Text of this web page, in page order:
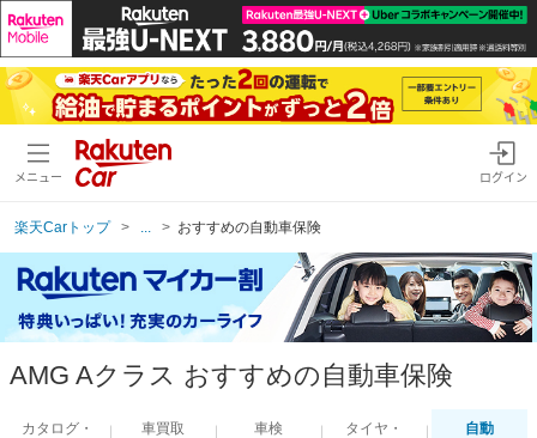
メニュー ログイン
楽天Carトップ おすすめの自動車保険
AMG Aクラス おすすめの自動車保険
カタログ・
車買取
車検
タイヤ・
自動